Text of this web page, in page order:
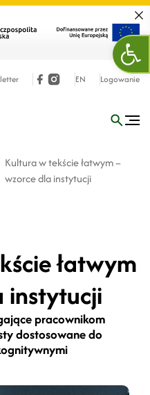
EN Logowanie
Kultura w tekście łatwym –
wzorce dla instytucji
łatwym
instytucji
pracownikom
dostosowane do